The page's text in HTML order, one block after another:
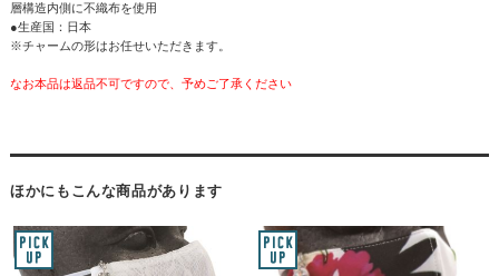
層構造内側に不織布を使用
●生産国：日本
※チャームの形はお任せいただきます。
なお本品は返品不可ですので、予めご了承ください
ほかにもこんな商品があります